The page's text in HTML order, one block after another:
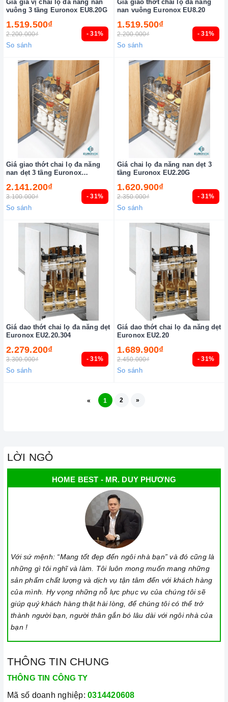
- 31%
Giá gia vị chai lọ đa năng nan
vuông 3 tầng Euronox EU8.20G
1.519.500₫
2.200.000₫
So sánh
- 31%
Giá giao thớt chai lọ đa năng
nan vuông Euronox EU8.20
1.519.500₫
2.200.000₫
So sánh
- 31%
Giá giao thớt chai lọ đa năng
nan dẹt 3 tầng Euronox
2.141.200₫
3.100.000₫
So sánh
- 31%
Giá chai lọ đa năng nan dẹt 3
tầng Euronox EU2.20G
1.620.900₫
2.350.000₫
So sánh
- 31%
Giá dao thớt chai lọ đa năng dẹt
Euronox EU2.20.304
2.279.200₫
3.300.000₫
So sánh
- 31%
Giá dao thớt chai lọ đa năng dẹt
Euronox EU2.20
1.689.900₫
2.450.000₫
So sánh
« 1 2 »
LỜI NGỎ
HOME BEST - MR. DUY PHƯƠNG
Với sứ mệnh: “Mang tốt đẹp đến ngôi nhà bạn” và đó cũng là
những gì tôi nghĩ và làm. Tôi luôn mong muốn mang những
sản phẩm chất lượng và dịch vụ tận tâm đến với khách hàng
của mình. Hy vọng những nỗ lực phục vụ của chúng tôi sẽ
giúp quý khách hàng thật hài lòng, để chúng tôi có thể trở
thành người bạn, người thân gắn bó lâu dài với ngôi nhà của
bạn !
THÔNG TIN CHUNG
THÔNG TIN CÔNG TY
Mã số doanh nghiệp: 0314420608